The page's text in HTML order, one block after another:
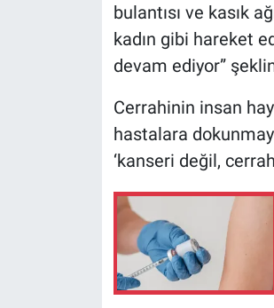
bulantısı ve kasık
kadın gibi hareket
devam ediyor”
Cerrahinin insan
hastalara
‘kanseri değil,